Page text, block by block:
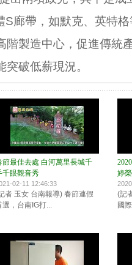
廊帶，如默克、英特
階製造中心，促進傳統
破低薪現況。
節最佳去處 白河萬里長城千
千眼觀音秀
02-11 12:46:33
者 玉女 台南報導) 春節連假
選，台南IG打...
婷
(記
國